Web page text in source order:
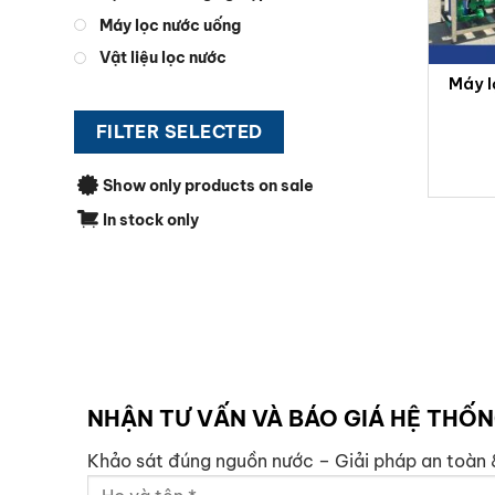
Máy lọc nước uống
Vật liệu lọc nước
FILTER SELECTED
Show only products on sale
In stock only
Máy
NHẬN TƯ VẤN VÀ BÁO GIÁ HỆ
Khảo sát đúng nguồn nước – Giải pháp an